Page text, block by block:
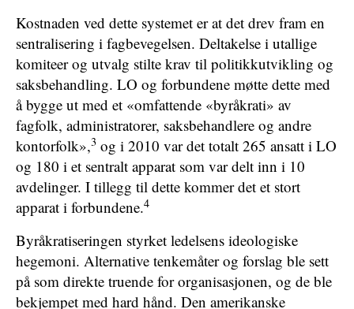
Kostnaden ved dette systemet er at det drev fram en
sentralisering i fagbevegelsen. Deltakelse i utallige
komiteer og utvalg stilte krav til politikkutvikling og
saksbehandling. LO og forbundene møtte dette med
å bygge ut med et «omfattende «byråkrati» av
fagfolk, administratorer, saksbehandlere og andre
kontorfolk»,3 og i 2010 var det totalt 265 ansatt i LO
og 180 i et sentralt apparat som var delt inn i 10
avdelinger. I tillegg til dette kommer det et stort
apparat i forbundene.4
Byråkratiseringen styrket ledelsens ideologiske
hegemoni. Alternative tenkemåter og forslag ble sett
på som direkte truende for organisasjonen, og de ble
bekjempet med hard hånd. Den amerikanske